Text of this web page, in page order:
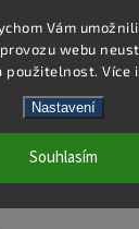
Vám
webu
použitelnost. Více
Nastavení
Souhlasím
AG